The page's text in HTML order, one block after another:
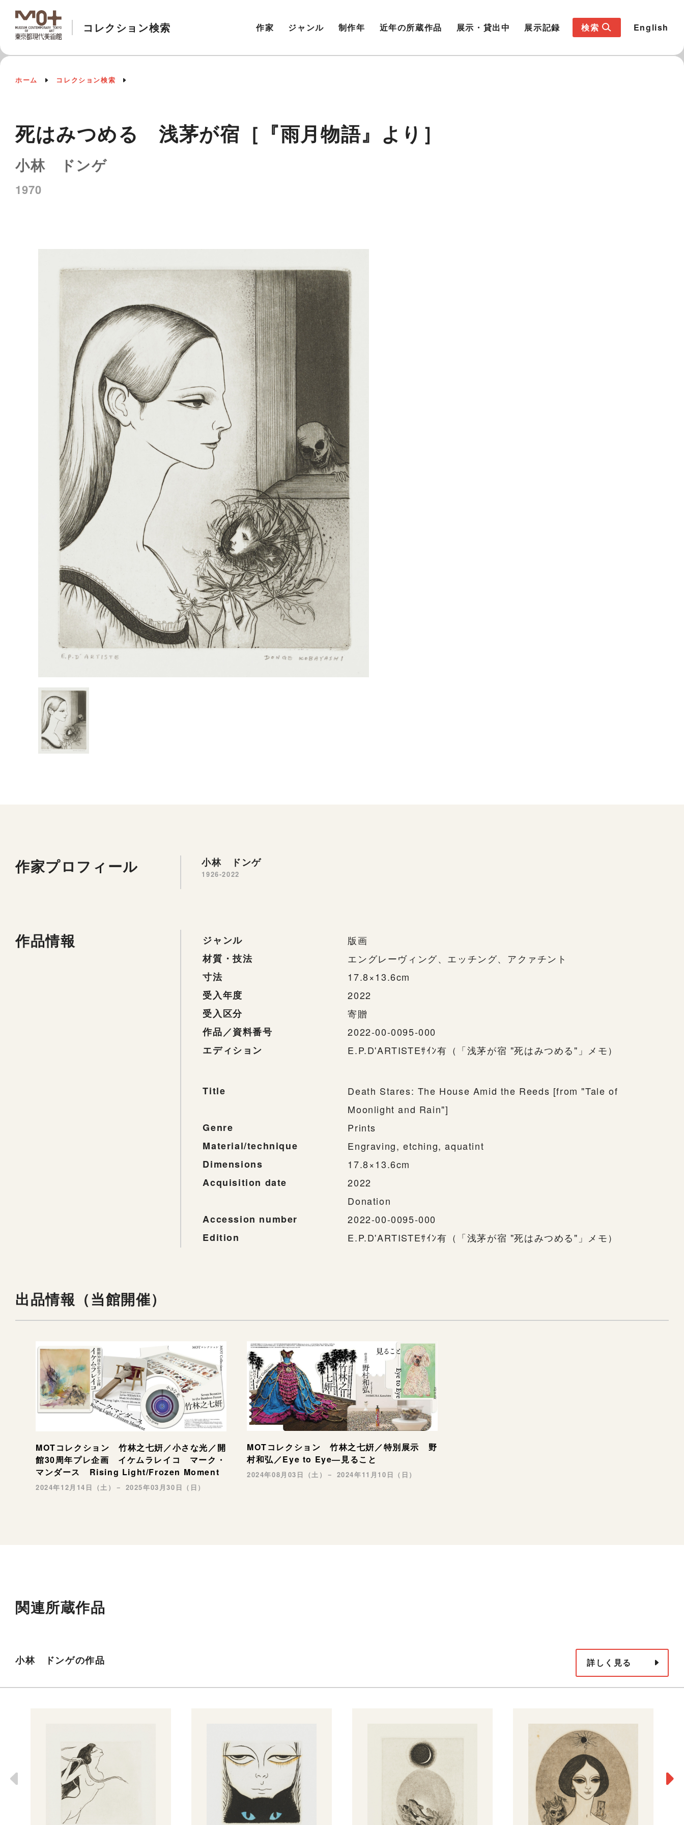
コレクション検索 作家 ジャンル 制作年 近年の所蔵作品 展示・貸出中 展示記録 検索 English
ホーム コレクション検索
死はみつめる 浅茅が宿［『雨月物語』より］
小林 ドンゲ
1970
作家プロフィール 小林 ドンゲ
1926-2022
作品情報 ジャンル
版画
材質・技法
エングレーヴィング、エッチング、アクァチント
寸法
17.8×13.6cm
受入年度
2022
受入区分
寄贈
作品／資料番号
2022-00-0095-000
エディション
E.P.D'ARTISTEｻｲﾝ有（「浅茅が宿 "死はみつめる"」メモ）
Title
Death Stares: The House Amid the Reeds [from "Tale of
Moonlight and Rain"]
Genre
Prints
Material/technique
Engraving, etching, aquatint
Dimensions
17.8×13.6cm
Acquisition date
2022
Donation
Accession number
2022-00-0095-000
Edition
E.P.D'ARTISTEｻｲﾝ有（「浅茅が宿 "死はみつめる"」メモ）
出品情報（当館開催）
MOTコレクション 竹林之七姸／小さな光／開
館30周年プレ企画 イケムラレイコ マーク・
マンダース Rising Light/Frozen Moment
2024年12月14日（土）－ 2025年03月30日（日）
MOTコレクション 竹林之七姸／特別展示 野
村和弘／Eye to Eye—見ること
2024年08月03日（土）－ 2024年11月10日（日）
関連所蔵作品
小林 ドンゲの作品 詳しく見る